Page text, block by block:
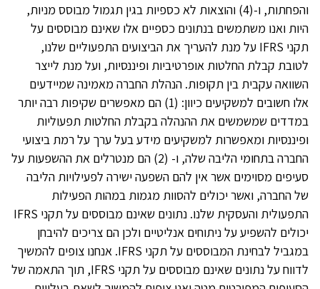
והפחתות, ו-(4) והוצאות לא כספיות בגין תגמול מבוסס מניות,
היות ואנו משתמשים בנתונים כספיים אלו שאינם מבוססים על
תקני IFRS על מנת להעריך את הביצועים התפעוליים שלנו,
לטובת קבלת החלטות אופרטיביות ופיננסיות, ועל מנת לייצר
השוואה עקבית בין תקופות. הנהלת החברה מאמינה שמיידעים
אלו חשובים למשקיעים כיוון: (1) הם מאפשרים שקיפות רבה יותר
במדדים שמשמשים את ההנהלה בקבלת החלטות תפעוליות
ופיננסיות ומאפשרות למשקיעים מידע בעל ערך על רמת ביצועי
החברה בתחומי הליבה שלה, ו- (2) הם מנטרלים את ההשפעות על
סעיפים מסוימים אשר אין להם השפעה ישירה לפעילויות הליבה
של החברה, ואשר יכולים להסוות מגמות במהות הפעילות
התפעולית והעסקית שלנו. נתונים שאינם מבוססים על תקני IFRS
יכולים להשפיע על ניתוחים אנליטיים ולכן הם צריכים להיבחן
במגביל לבחינת המבוססים על תקני IFRS. אנחנו צופים להמשיך
לדווח על נתונים שאינם מבוססים על תקני IFRS, תוך התאמה של